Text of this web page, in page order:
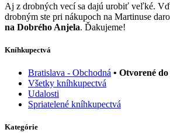
Aj z drobných vecí sa dajú urobiť veľké.
drobným ste pri nákupoch na Martinuse
na Dobrého Anjela. Ďakujeme!
Kníhkupectvá
Bratislava - Obchodná • Otvorené
Všetky kníhkupectvá
Udalosti
Spriatelené kníhkupectvá
Kategórie